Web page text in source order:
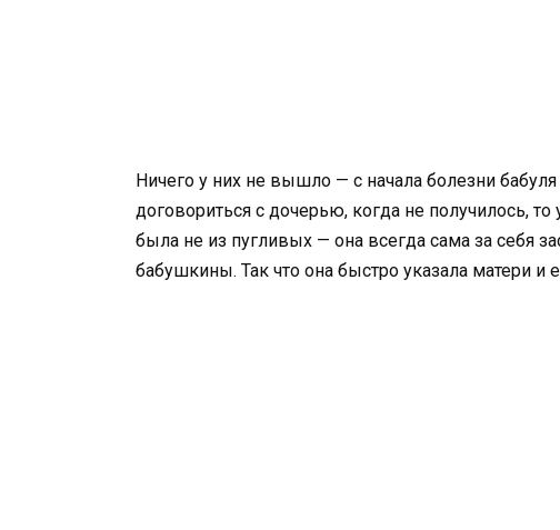
Ничего у них не вышло — с начала болезни
договориться с дочерью, когда не получилось,
была не из пугливых — она всегда сама за себя
бабушкины. Так что она быстро указала матери и